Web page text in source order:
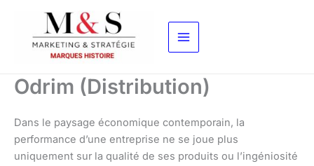
contenu
Odrim (Distribution)
Dans le paysage économique contemporain, la
performance d’une entreprise ne se joue plus
uniquement sur la qualité de ses produits ou l’ingéniosité